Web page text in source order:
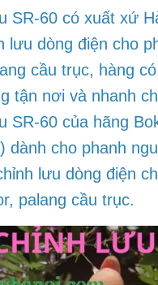
SR-60 có xuất xứ
lưu dòng điện cho
cầu trục, hàng
tận nơi và nhanh
SR-60 của hãng
dành cho phanh
lưu dòng điện
palang cầu trục.